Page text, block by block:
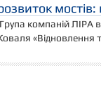
мостів:
компаній ЛІРА
«Відновлення